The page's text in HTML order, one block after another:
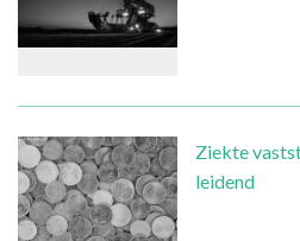
Ziekte
leidend